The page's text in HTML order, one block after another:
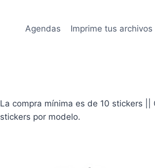
Agendas Imprime tus archivos
La compra mínima es de 10 stickers
stickers por modelo.